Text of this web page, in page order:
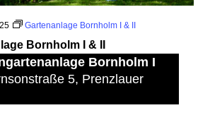
Bornholm I & II
Gartenanlage Bornholm I & II
Bornholm I
5, Prenzlauer